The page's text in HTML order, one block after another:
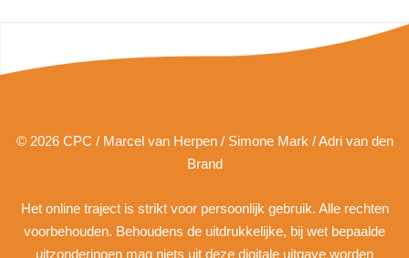
© 2026 CPC / Marcel van Herpen / Simone Mark / Adri van den
Brand
Het online traject is strikt voor persoonlijk gebruik. Alle rechten
voorbehouden. Behoudens de uitdrukkelijke, bij wet bepaalde
uitzonderingen mag niets uit deze digitale uitgave worden